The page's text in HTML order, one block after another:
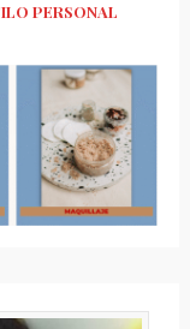
PERSONAL